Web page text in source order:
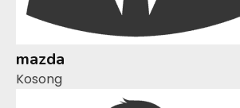
mazda
Kosong